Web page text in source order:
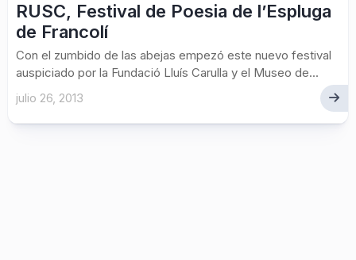
RUSC, Festival de Poesia de l’Espluga
de Francolí
Con el zumbido de las abejas empezó este nuevo festival
auspiciado por la Fundació Lluís Carulla y el Museo de...
julio 26, 2013